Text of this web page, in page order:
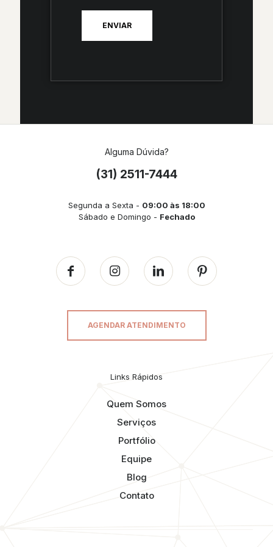
Alguma Dúvida?
(31) 2511-7444
Segunda a Sexta - 09:00 às 18:00
Sábado e Domingo - Fechado
AGENDAR ATENDIMENTO
Links Rápidos
Quem Somos
Serviços
Portfólio
Equipe
Blog
Contato